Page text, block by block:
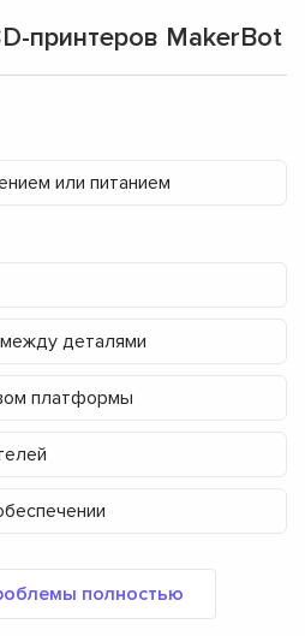
принтеров MakerBot
или питанием
деталями
платформы